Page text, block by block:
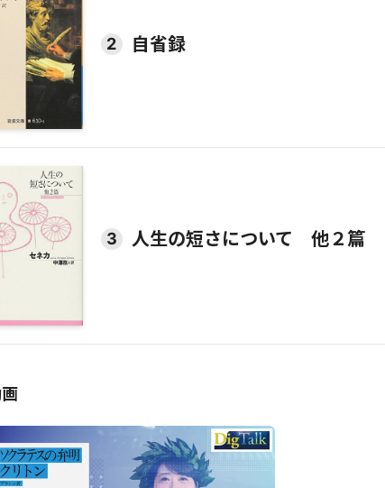
2 自省録
3 人生の短さについて 他２篇